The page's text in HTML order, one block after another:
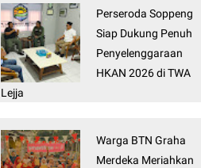
Perseroda Soppeng
Siap Dukung Penuh
Penyelenggaraan
HKAN 2026 di TWA
Lejja
Warga BTN Graha
Merdeka Meriahkan